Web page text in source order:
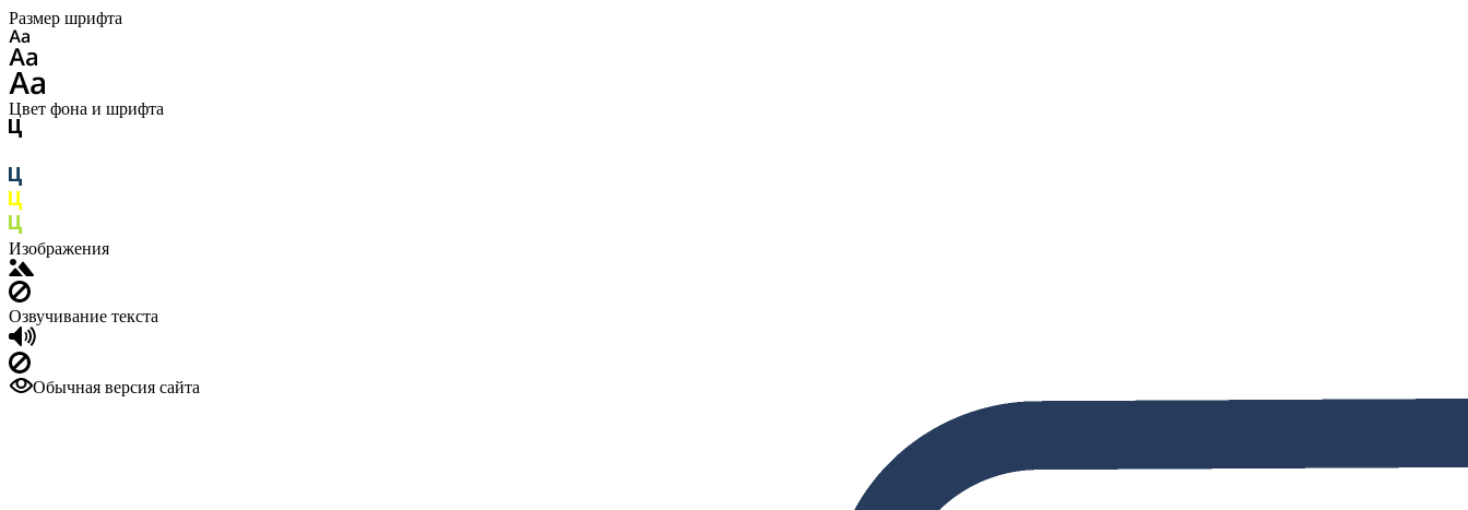
Размер шрифта
Цвет фона и шрифта
Изображения
Озвучивание текста
Обычная версия сайта